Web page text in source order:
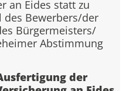
an Eides statt zu
des Bewerbers/der
Bürgermeisters/
Abstimmung
der